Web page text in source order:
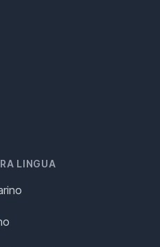
LINGUA